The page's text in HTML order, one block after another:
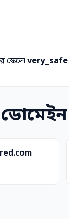
very_safe
ডোমেইন